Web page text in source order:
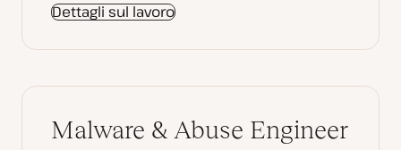
Dettagli sul lavoro
Malware & Abuse Engineer